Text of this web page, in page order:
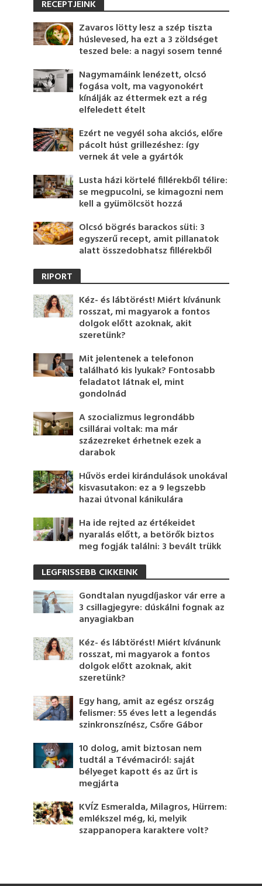
RECEPTJEINK
Zavaros lötty lesz a szép tiszta
húslevesed, ha ezt a 3 zöldséget
teszed bele: a nagyi sosem tenné
Nagymamáink lenézett, olcsó
fogása volt, ma vagyonokért
kínálják az éttermek ezt a rég
elfeledett ételt
Ezért ne vegyél soha akciós, előre
pácolt húst grillezéshez: így
vernek át vele a gyártók
Lusta házi körtelé fillérekből télire:
se megpucolni, se kimagozni nem
kell a gyümölcsöt hozzá
Olcsó bögrés barackos süti: 3
egyszerű recept, amit pillanatok
alatt összedobhatsz fillérekből
RIPORT
Kéz- és lábtörést! Miért kívánunk
rosszat, mi magyarok a fontos
dolgok előtt azoknak, akit
szeretünk?
Mit jelentenek a telefonon
található kis lyukak? Fontosabb
feladatot látnak el, mint
gondolnád
A szocializmus legrondább
csillárai voltak: ma már
százezreket érhetnek ezek a
darabok
Hűvös erdei kirándulások unokával
kisvasutakon: ez a 9 legszebb
hazai útvonal kánikulára
Ha ide rejted az értékeidet
nyaralás előtt, a betörők biztos
meg fogják találni: 3 bevált trükk
LEGFRISSEBB CIKKEINK
Gondtalan nyugdíjaskor vár erre a
3 csillagjegyre: dúskálni fognak az
anyagiakban
Kéz- és lábtörést! Miért kívánunk
rosszat, mi magyarok a fontos
dolgok előtt azoknak, akit
szeretünk?
Egy hang, amit az egész ország
felismer: 55 éves lett a legendás
szinkronszínész, Csőre Gábor
10 dolog, amit biztosan nem
tudtál a Tévémaciról: saját
bélyeget kapott és az űrt is
megjárta
KVÍZ Esmeralda, Milagros, Hürrem:
emlékszel még, ki, melyik
szappanopera karaktere volt?